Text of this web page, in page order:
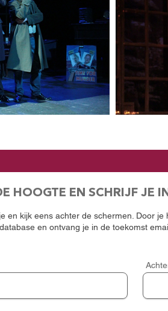
HOOGTE EN SCHRIJF JE
en kijk eens achter de schermen. Door
en ontvang je in de toekomst